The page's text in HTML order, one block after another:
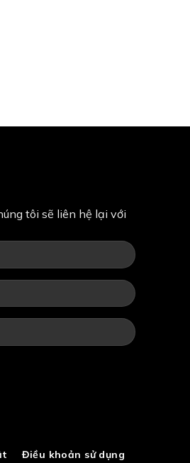
tôi sẽ liên hệ lại với
Điều khoản sử dụng